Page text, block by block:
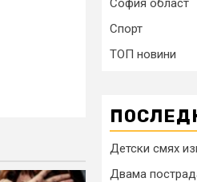
София област
Спорт
ТОП новини
Детски смях
Двама